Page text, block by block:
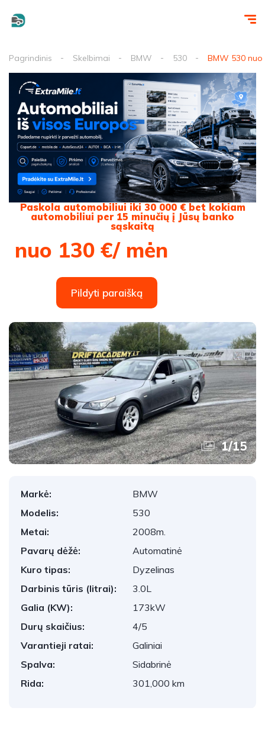
Pagrindinis Skelbimai BMW 530 BMW 530
Paskola automobiliui iki 30 000 € bet kokiam
automobiliui per 15 minučių į Jūsų banko
sąskaitą
nuo 130 €/ mėn
Pildyti paraišką
1/15
Markė:
BMW
Modelis:
530
Metai:
2008m.
Pavarų dėžė:
Automatinė
Kuro tipas:
Dyzelinas
Darbinis tūris (litrai):
3.0L
Galia (KW):
173kW
Durų skaičius:
4/5
Varantieji ratai:
Galiniai
Spalva:
Sidabrinė
Rida:
301,000 km